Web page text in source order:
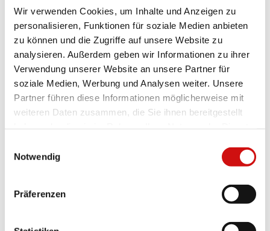
Wir verwenden Cookies, um Inhalte und Anzeigen zu
personalisieren, Funktionen für soziale Medien anbieten
zu können und die Zugriffe auf unsere Website zu
analysieren. Außerdem geben wir Informationen zu ihrer
Verwendung unserer Website an unsere Partner für
soziale Medien, Werbung und Analysen weiter. Unsere
Partner führen diese Informationen möglicherweise mit
weiteren Daten zusammen, die Sie ihnen bereitgestellt
Notwendig
Präferenzen
Bleiben Sie informiert!
Wir berichten regelmäßig per E-Mail
über unsere Förderprojekte. Diese
Einwilligung können Sie jederzeit via
spenderservice@stiftung-kinderherz.de
widerrufen.